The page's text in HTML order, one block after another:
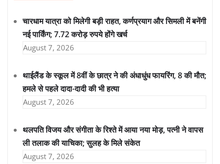
चारधाम यात्रा को मिलेगी बड़ी राहत, कर्णप्रयाग और सिमली में बनेंगी
नई पार्किंग; 7.72 करोड़ रुपये होंगे खर्च
August 7, 2026
थाईलैंड के स्कूल में 8वीं के छात्र ने की अंधाधुंध फायरिंग, 8 की मौत;
हमले से पहले दादा-दादी की भी हत्या
August 7, 2026
थलपति विजय और संगीता के रिश्ते में आया नया मोड़, पत्नी ने वापस
ली तलाक की याचिका; सुलह के मिले संकेत
August 7, 2026